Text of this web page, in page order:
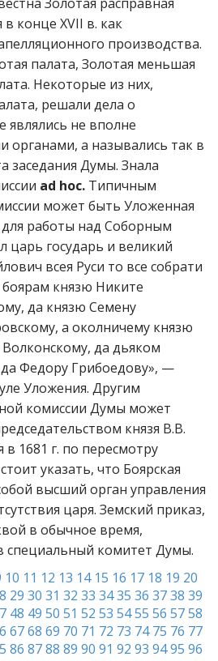
конце XVII в. как
производства.
палата, Золотая меньшая
Некоторые из них,
решали дела о
являлись не вполне
органами, а назывались так в
заседания Думы. Знала
ad hoc. Типичным
может быть Уложенная
для работы над Соборным
царь государь и великий
всея Руси то все собрати
князю Никите
да князю Семену
а околничему князю
да дьяком
Федору Грибоедову», —
Уложения. Другим
комиссии Думы может
князя В.В.
1681 г. по пересмотру
указать, что Боярская
высший орган управления
царя. Земский приказ,
в обычное время,
специальный комитет Думы.
10 11 12 13 14 15 16 17 18 19 20
29 30 31 32 33 3435 36 3738 39
48 49 50 51 52 53 5455 56 5758
6768 69 70 71 72 73 74 75 76 77
86 8788 89 90 91 92 93 9495 96